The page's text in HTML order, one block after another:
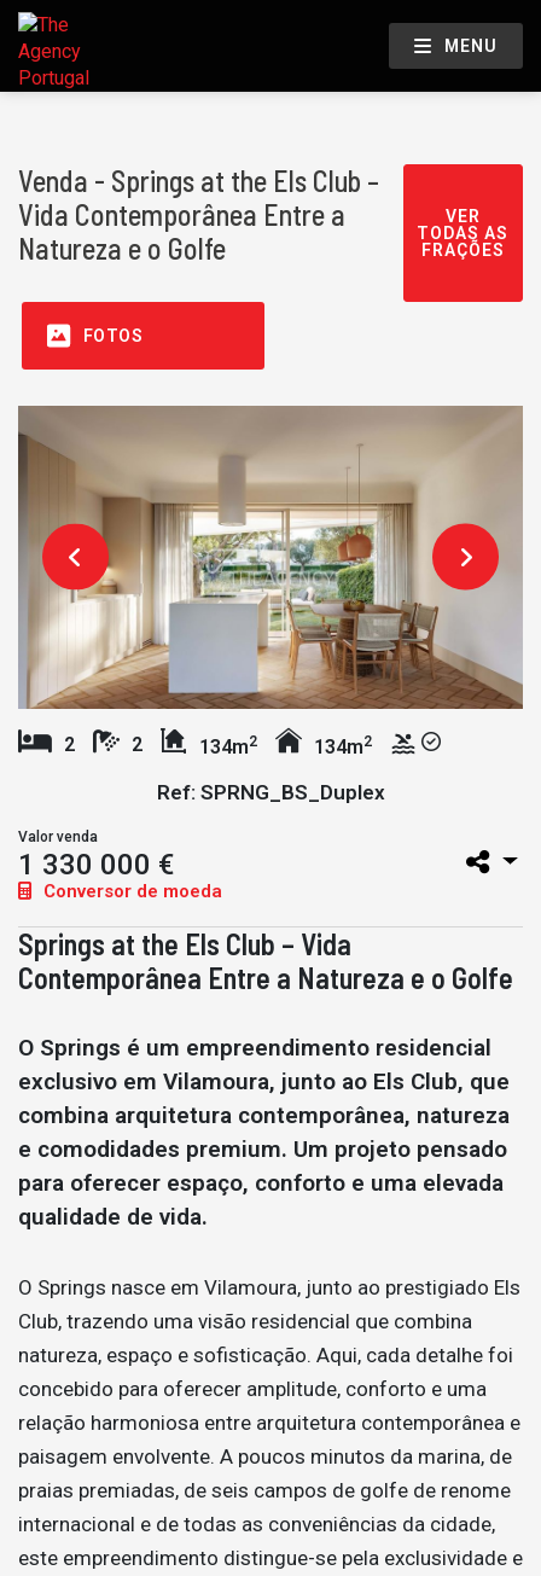
MENU
Venda - Springs at the Els Club –
Vida Contemporânea Entre a
Natureza e o Golfe
VER
TODAS AS
FRAÇÕES
FOTOS
2 2 134m2 134m2
Ref: SPRNG_BS_Duplex
Valor venda
1 330 000 €
Conversor de moeda
Springs at the Els Club – Vida
Contemporânea Entre a Natureza e o Golfe
O Springs é um empreendimento residencial
exclusivo em Vilamoura, junto ao Els Club, que
combina arquitetura contemporânea, natureza
e comodidades premium. Um projeto pensado
para oferecer espaço, conforto e uma elevada
qualidade de vida.
O Springs nasce em Vilamoura, junto ao prestigiado Els
Club, trazendo uma visão residencial que combina
natureza, espaço e sofisticação. Aqui, cada detalhe foi
concebido para oferecer amplitude, conforto e uma
relação harmoniosa entre arquitetura contemporânea e
paisagem envolvente. A poucos minutos da marina, de
praias premiadas, de seis campos de golfe de renome
internacional e de todas as conveniências da cidade,
este empreendimento distingue-se pela exclusividade e